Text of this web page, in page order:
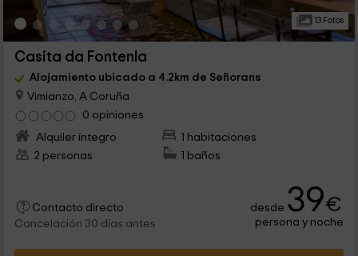
13 Fotos
Casita da Fontenla
Alojamiento ubicado a 4.2km de Señorans
Vimianzo, A Coruña
0 opiniones
Alquiler íntegro
1 habitaciones
2 personas
1 baños
Contacto directo
Cancelación 30 días antes
desde 39€
persona y noche